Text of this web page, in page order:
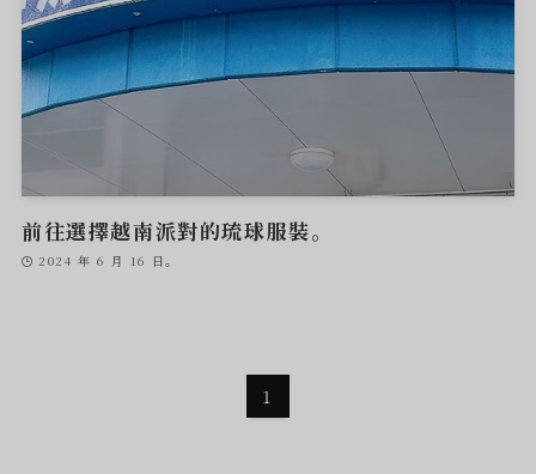
前往選擇越南派對的琉球服裝。
2024 年 6 月 16 日。
1